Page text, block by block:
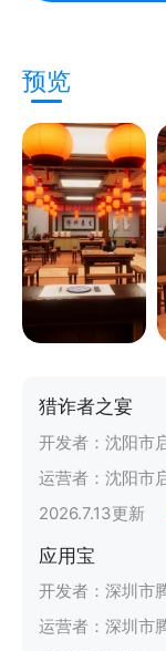
预览
猎诈者之宴
开发者： 沈阳市
运营者： 沈阳市
2026.7.13更新
应用宝
开发者： 深圳市
运营者： 深圳市